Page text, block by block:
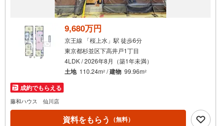
イ
ペ
ー
9,680万円
京王線 「桜上水」駅 徒歩6分
東京都杉並区下高井戸1丁目
4LDK / 2026年8月（築1年未満）
土地 110.24m2 /建物 99.96m2
成約でもらえる
藤和ハウス 仙川店
資料をもらう （無料）